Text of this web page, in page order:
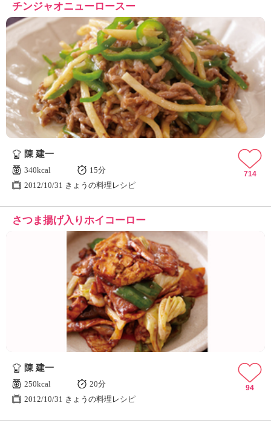
チンジャオニューロースー
陳 建一
340kcal
15分
2012/10/31 きょうの料理レシピ
714
さつま揚げ入りホイコーロー
陳 建一
250kcal
20分
2012/10/31 きょうの料理レシピ
94